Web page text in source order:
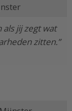
als jij zegt wat
zitten.”